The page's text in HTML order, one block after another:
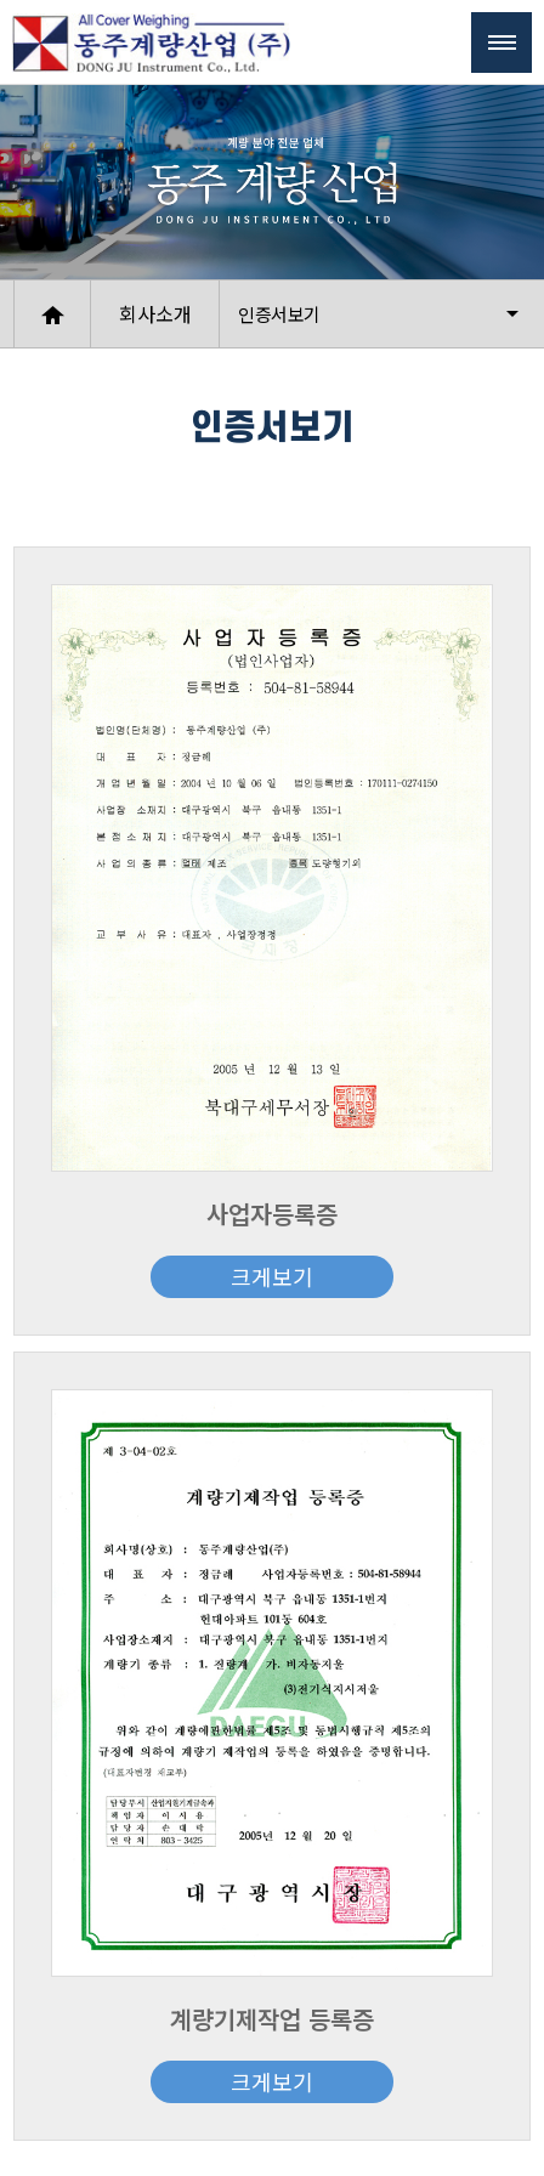
회사소개 인증서보기
인증서보기
사업자등록증
크게보기
계량기제작업 등록증
크게보기